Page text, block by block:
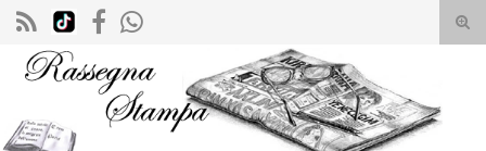
il
Search for: